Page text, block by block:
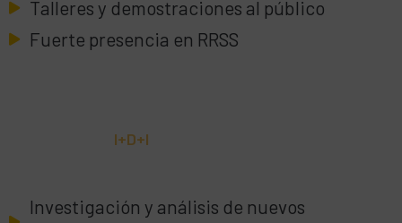
Talleres y demostraciones al público
Fuerte presencia en RRSS
I+D+I
Investigación y análisis de nuevos